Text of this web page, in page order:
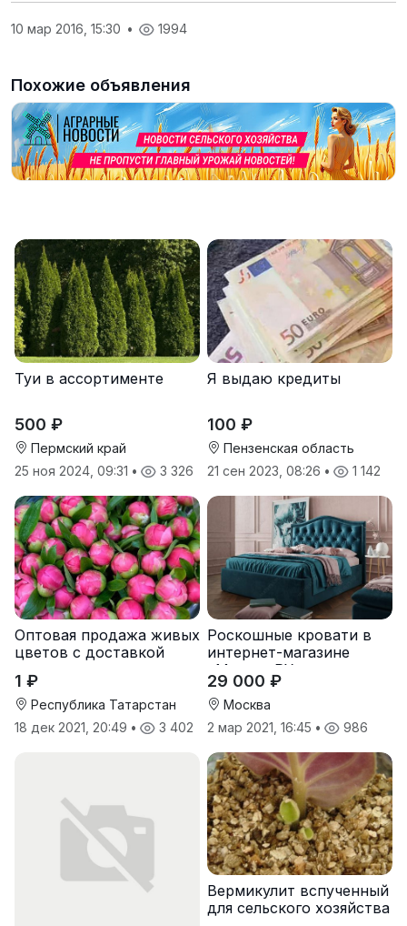
10 мар 2016, 15:30 • 1994
Похожие объявления
Туи в ассортименте
500 ₽
Пермский край
25 ноя 2024, 09:31 • 3 326
Я выдаю кредиты
100 ₽
Пензенская область
21 сен 2023, 08:26 • 1 142
Оптовая продажа живых
цветов с доставкой
1 ₽
Республика Татарстан
18 дек 2021, 20:49 • 3 402
Роскошные кровати в
интернет-магазине
«Matress.РУ»
29 000 ₽
Москва
2 мар 2021, 16:45 • 986
Вермикулит вспученный
для сельского хозяйства